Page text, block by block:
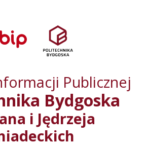
menu
serwisu
Publicznej
Bydgoska
i Jędrzeja